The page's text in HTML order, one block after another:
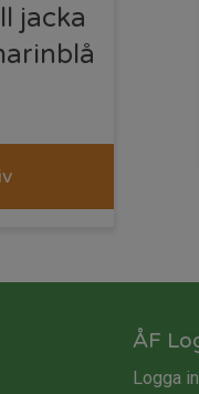
jacka
ÅF
Logga in